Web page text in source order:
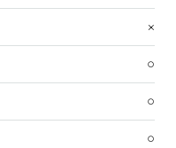
×
○
○
○